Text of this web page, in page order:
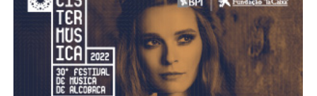
Acesso ao conteúdo online
Acesso aos conteúdos Exclusivos para
assinantes
Ofertas para assinatura anual